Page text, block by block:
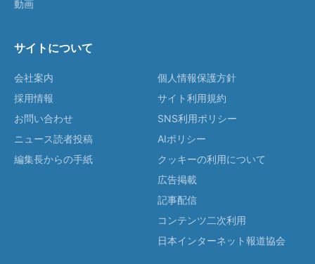
動画
サイトについて
会社案内
採用情報
お問い合わせ
ニュース読者投稿
編集長からの手紙
個人情報保護方針
サイト利用規約
SNS利用ポリシー
AIポリシー
クッキーの利用について
広告掲載
記事配信
コンテンツ二次利用
日本インターネット報道協会